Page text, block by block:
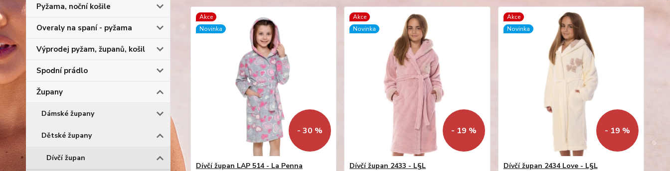
Pyžama, noční košile
Overaly na spaní - pyžama
Výprodej pyžam, županů, košil
Spodní prádlo
Župany
Dámské župany
Dětské župany
Dívčí župan
Akce
Novinka
- 30 %
Dívčí župan LAP 514 - La Penna
Akce
Novinka
- 19 %
Dívčí župan 2433 - L§L
Akce
Novinka
- 19 %
Dívčí župan 2434 Love - L§L